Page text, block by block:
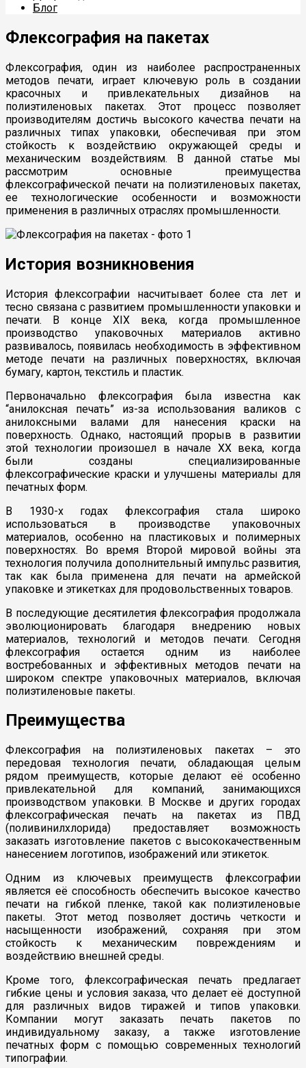
Блог
Флексография на пакетах
Флексография, один из наиболее распространенных
методов печати, играет ключевую роль в создании
красочных и привлекательных дизайнов на
полиэтиленовых пакетах. Этот процесс позволяет
производителям достичь высокого качества печати на
различных типах упаковки, обеспечивая при этом
стойкость к воздействию окружающей среды и
механическим воздействиям. В данной статье мы
рассмотрим основные преимущества
флексографической печати на полиэтиленовых пакетах,
ее технологические особенности и возможности
применения в различных отраслях промышленности.
История возникновения
История флексографии насчитывает более ста лет и
тесно связана с развитием промышленности упаковки и
печати. В конце XIX века, когда промышленное
производство упаковочных материалов активно
развивалось, появилась необходимость в эффективном
методе печати на различных поверхностях, включая
бумагу, картон, текстиль и пластик.
Первоначально флексография была известна как
“анилоксная печать” из-за использования валиков с
анилоксными валами для нанесения краски на
поверхность. Однако, настоящий прорыв в развитии
этой технологии произошел в начале XX века, когда
были созданы специализированные
флексографические краски и улучшены материалы для
печатных форм.
В 1930-х годах флексография стала широко
использоваться в производстве упаковочных
материалов, особенно на пластиковых и полимерных
поверхностях. Во время Второй мировой войны эта
технология получила дополнительный импульс развития,
так как была применена для печати на армейской
упаковке и этикетках для продовольственных товаров.
В последующие десятилетия флексография продолжала
эволюционировать благодаря внедрению новых
материалов, технологий и методов печати. Сегодня
флексография остается одним из наиболее
востребованных и эффективных методов печати на
широком спектре упаковочных материалов, включая
полиэтиленовые пакеты.
Преимущества
Флексография на полиэтиленовых пакетах – это
передовая технология печати, обладающая целым
рядом преимуществ, которые делают её особенно
привлекательной для компаний, занимающихся
производством упаковки. В Москве и других городах
флексографическая печать на пакетах из ПВД
(поливинилхлорида) предоставляет возможность
заказать изготовление пакетов с высококачественным
нанесением логотипов, изображений или этикеток.
Одним из ключевых преимуществ флексографии
является её способность обеспечить высокое качество
печати на гибкой пленке, такой как полиэтиленовые
пакеты. Этот метод позволяет достичь четкости и
насыщенности изображений, сохраняя при этом
стойкость к механическим повреждениям и
воздействию внешней среды.
Кроме того, флексографическая печать предлагает
гибкие цены и условия заказа, что делает её доступной
для различных видов тиражей и типов упаковки.
Компании могут заказать печать пакетов по
индивидуальному заказу, а также изготовление
печатных форм с помощью современных технологий
типографии.